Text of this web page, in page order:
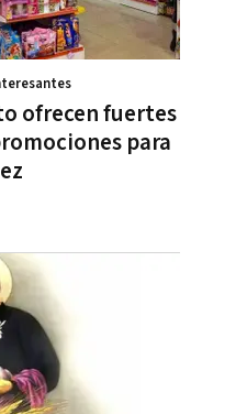
ofrecen fuertes
para